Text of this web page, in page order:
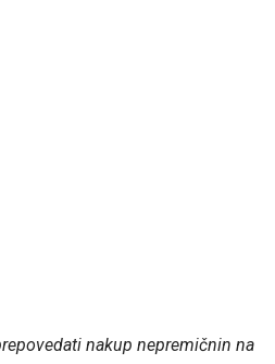
nakup nepremičnin na